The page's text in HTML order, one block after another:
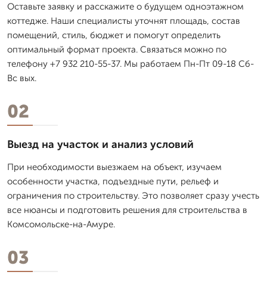
Оставьте заявку и расскажите о будущем одноэтажном
коттедже. Наши специалисты уточнят площадь, состав
помещений, стиль, бюджет и помогут определить
оптимальный формат проекта. Связаться можно по
телефону +7 932 210-55-37. Мы работаем Пн-Пт 09-18 Сб-
Вс вых.
02
Выезд на участок и анализ условий
При необходимости выезжаем на объект, изучаем
особенности участка, подъездные пути, рельеф и
ограничения по строительству. Это позволяет сразу учесть
все нюансы и подготовить решения для строительства в
Комсомольске-на-Амуре.
03